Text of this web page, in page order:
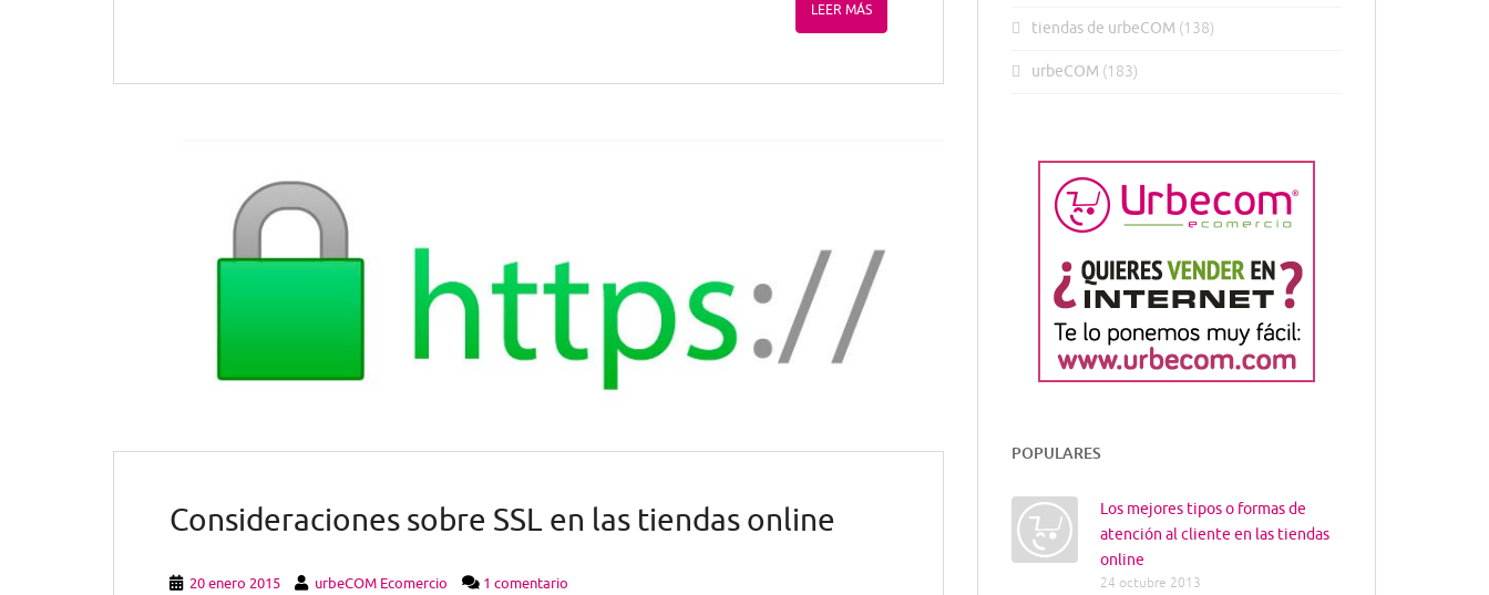
LEER MÁS
Consideraciones sobre SSL en las tiendas online
20 enero 2015 urbeCOM Ecomercio 1 comentario
tiendas de urbeCOM (138)
urbeCOM (183)
POPULARES
Los mejores tipos o formas de
atención al cliente en las tiendas
online
24 octubre 2013